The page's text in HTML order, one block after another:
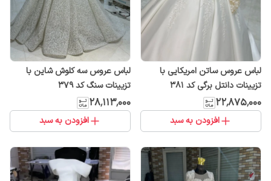
لباس عروس ساتن امریکایی با
تزیینات دانتل برگی کد ۳۸۱
۲۲٬۸۷۵٬۰۰۰
افزودن به سبد
لباس عروس سه کلوش شاین با
تزیینات سنگ کد ۳۷۹
۲۸٬۱۱۳٬۰۰۰
افزودن به سبد